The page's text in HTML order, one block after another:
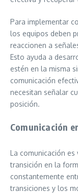
Para implementar
los equipos deben
reaccionen a
Esto ayuda a
estén en la misma
comunicación
necesitan señalar
posición.
Comunicación
La comunicación
transición en la
constantemente
transiciones y los